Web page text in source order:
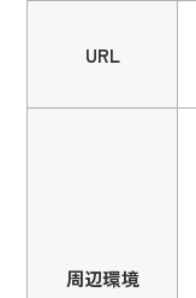
URL
周辺環境